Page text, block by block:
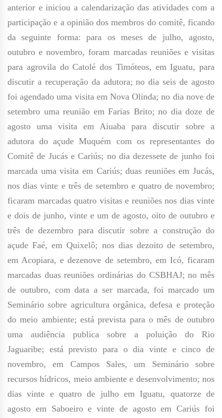
anterior e iniciou a calendarização das atividades com a
participação e a opinião dos membros do comitê, ficando
da seguinte forma: para os meses de julho, agosto,
outubro e novembro, foram marcadas reuniões e visitas
para agrovila do Catolé dos Timóteos, em Iguatu, para
discutir a recuperação da adutora; no dia seis de agosto
foi agendado uma visita em Nova Olinda; no dia nove de
setembro uma reunião em Farias Brito; no dia doze de
agosto uma visita em Aiuaba para discutir sobre a
adutora do açude Muquém com os representantes do
Comitê de Jucás e Cariús; no dia dezessete de junho foi
marcada uma visita em Cariús; duas reuniões em Jucás,
nos dias vinte e três de setembro e quatro de novembro;
ficaram marcadas quatro visitas e reuniões nos dias vinte
e dois de junho, vinte e um de agosto, oito de outubro e
três de dezembro para discutir sobre a construção do
açude Faé, em Quixelô; nos dias dezoito de setembro,
em Acopiara, e dezenove de setembro, em Icó, ficaram
marcadas duas reuniões ordinárias do CSBHAJ; no mês
de outubro, com data a ser marcada, foi marcado um
Seminário sobre agricultura orgânica, defesa e proteção
do meio ambiente; está prevista para o mês de outubro
uma audiência publica sobre a poluição do Rio
Jaguaribe; está previsto para o dia vinte e cinco de
novembro, em Campos Sales, um Seminário sobre
recursos hídricos, meio ambiente e desenvolvimento; nos
dias vinte e quatro de julho em Iguatu, quatorze de
agosto em Saboeiro e vinte de agosto em Cariús foi